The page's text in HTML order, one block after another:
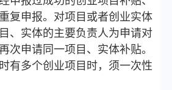
复申报。对项目或者创业实体
、实体的主要负责人为申请对
次申请同一项目、实体补贴。
有多个创业项目时，须一次性